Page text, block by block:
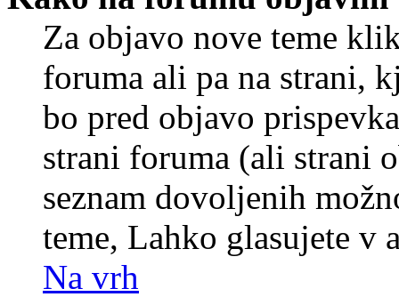
Za objavo nove teme
foruma ali pa na strani,
bo pred objavo
strani foruma (ali strani
seznam dovoljenih
teme, Lahko glasujete v
Na vrh